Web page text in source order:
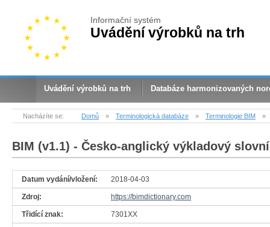
Informační systém
Uvádění výrobků na trh
Uvádění výrobků na trh Databáze harmonizovaných
Nacházíte se: Domů » Terminologická databáze » Terminologie BIM »
BIM (v1.1) - Česko-anglický výkladový
Datum vydání/vložení: 2018-04-03
Zdroj: https://bimdictionary.com
Třidící znak: 7301XX